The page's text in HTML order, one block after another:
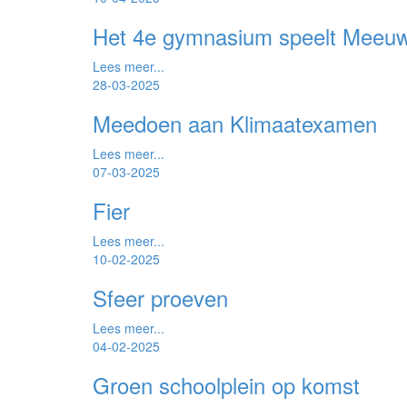
Het 4e gymnasium speelt
Lees meer...
28-03-2025
Meedoen aan Klimaatexamen
Lees meer...
07-03-2025
Fier
Lees meer...
10-02-2025
Sfeer proeven
Lees meer...
04-02-2025
Groen schoolplein op komst